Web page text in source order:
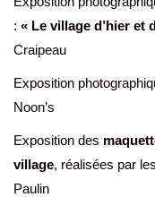
: « Le village d’hier et
Craipeau
Exposition
Noon’s
Exposition des
village, réalisées par
Paulin